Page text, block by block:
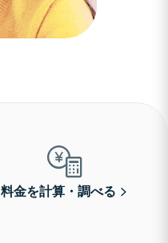
料金を計算・調べる